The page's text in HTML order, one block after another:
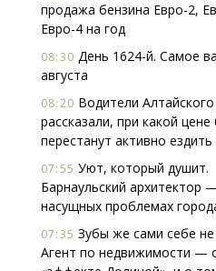
продажа бензина Евро-2,
Евро-4 на год
08:30 День 1624-й. Самое
августа
08:20 Водители Алтайского
рассказали, при какой цене
перестанут активно ездить
07:55 Уют, который душит.
Барнаульский архитектор
насущных проблемах
07:35 Зубы же сами себе
Агент по недвижимости —